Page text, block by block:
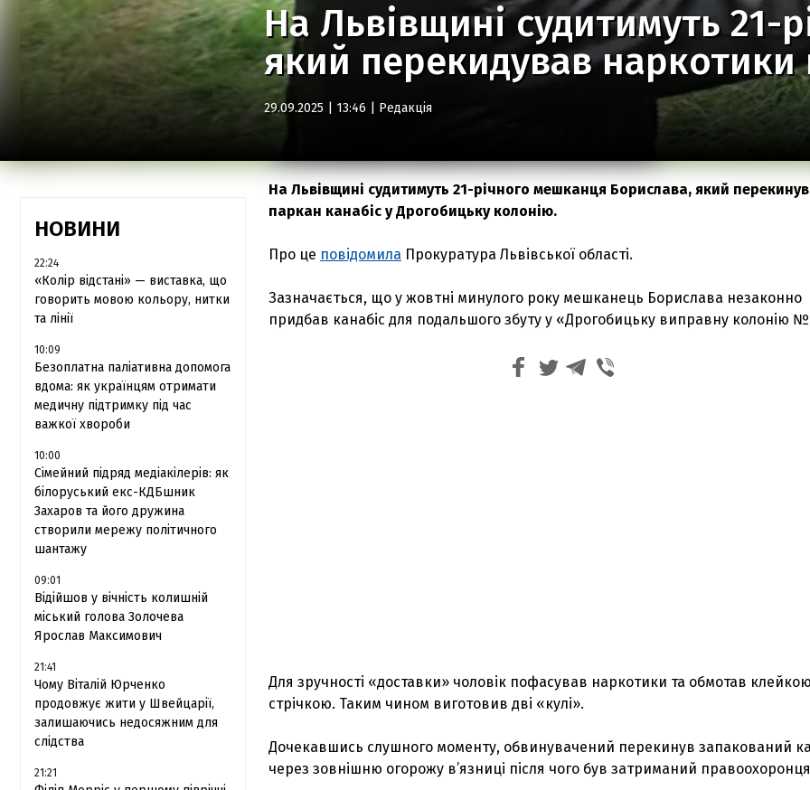
На Львівщині судитимуть 21-
який перекидував
29.09.2025 | 13:46 | Редакція
НОВИНИ
22:24
«Колір відстані» — виставка, що
говорить мовою кольору, нитки
та лінії
10:09
Безоплатна паліативна допомога
вдома: як українцям отримати
медичну підтримку під час
важкої хвороби
10:00
Сімейний підряд медіакілерів: як
білоруський екс-КДБшник
Захаров та його дружина
створили мережу політичного
шантажу
09:01
Відійшов у вічність колишній
міський голова Золочева
Ярослав Максимович
21:41
Чому Віталій Юрченко
продовжує жити у Швейцарії,
залишаючись недосяжним для
слідства
21:21
На Львівщині судитимуть 21-річного мешканця Борислава, який
паркан канабіс у Дрогобицьку колонію.
Про це повідомила Прокуратура Львівської області.
Зазначається, що у жовтні минулого року мешканець Борислава незаконно
придбав канабіс для подальшого збуту у «Дрогобицьку виправну колонію
Для зручності «доставки» чоловік пофасував наркотики та обмотав клейкою
стрічкою. Таким чином виготовив дві «кулі».
Дочекавшись слушного моменту, обвинувачений перекинув запакований
через зовнішню огорожу в’язниці після чого був затриманий